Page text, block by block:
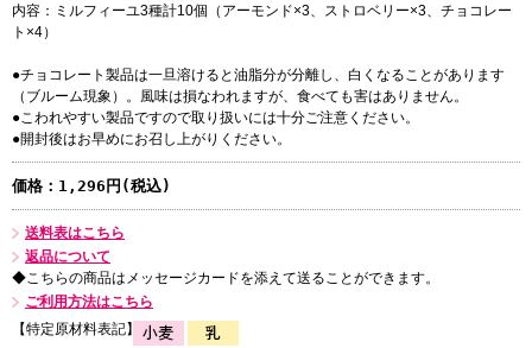
内容：ミルフィーユ3種計10個（アーモンド×3、ストロベリー×3、チョコレー
ト×4）
●チョコレート製品は一旦溶けると油脂分が分離し、白くなることがあります
（ブルーム現象）。風味は損なわれますが、食べても害はありません。
●こわれやすい製品ですので取り扱いには十分ご注意ください。
●開封後はお早めにお召し上がりください。
価格： 1,296円(税込)
送料表はこちら
返品について
◆こちらの商品はメッセージカードを添えて送ることができます。
ご利用方法はこちら
【特定原材料表記】